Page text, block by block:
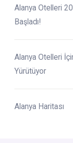
Alanya Otelleri
Başladı!
Alanya Otelleri
Yürütüyor
Alanya Haritası